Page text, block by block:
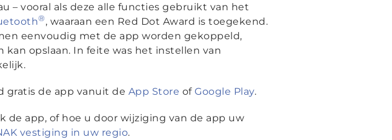
– vooral als deze alle functies gebruikt van het
®, waaraan een Red Dot Award is toegekend.
eenvoudig met de app worden gekoppeld,
opslaan. In feite was het instellen van
gratis de app vanuit de App Store of Google Play.
de app, of hoe u door wijziging van de app uw
vestiging in uw regio.